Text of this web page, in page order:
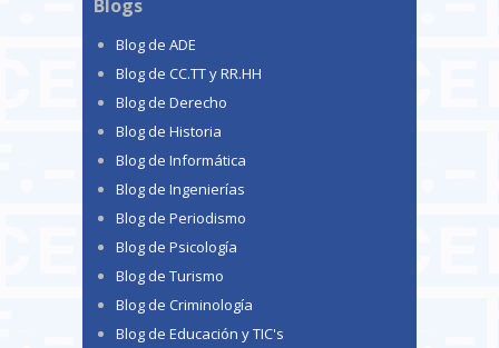
Blogs
Blog de ADE
Blog de CC.TT y RR.HH
Blog de Derecho
Blog de Historia
Blog de Informática
Blog de Ingenierías
Blog de Periodismo
Blog de Psicología
Blog de Turismo
Blog de Criminología
Blog de Educación y TIC's